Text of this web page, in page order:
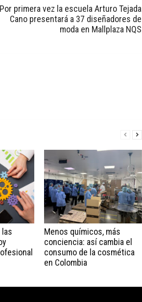
Por primera vez la escuela Arturo Tejada
Cano presentará a 37 diseñadores de
moda en Mallplaza NQS
Menos químicos, más
conciencia: así cambia el
consumo de la cosmética
en Colombia